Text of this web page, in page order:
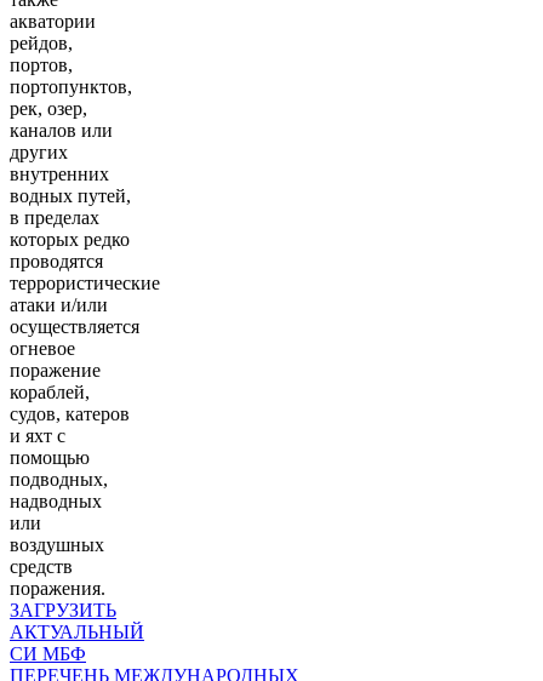
акватории
рейдов,
портов,
портопунктов,
рек, озер,
каналов или
других
внутренних
водных путей,
в пределах
которых редко
проводятся
террористические
атаки и/или
осуществляется
огневое
поражение
кораблей,
судов, катеров
и яхт с
помощью
подводных,
надводных
или
воздушных
средств
поражения.
ЗАГРУЗИТЬ
АКТУАЛЬНЫЙ
СИ МБФ
ПЕРЕЧЕНЬ МЕЖДУНАРОДНЫХ